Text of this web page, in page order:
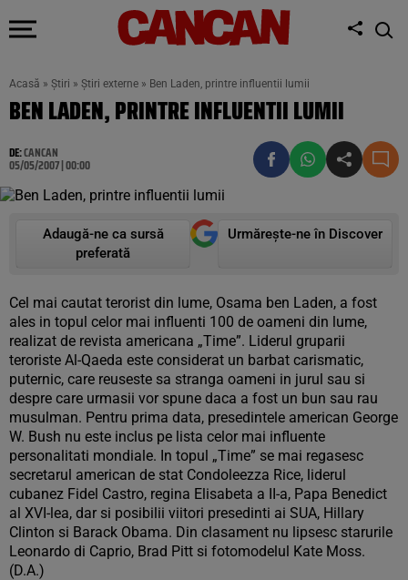
Acasă » Știri » Știri externe » Ben Laden, printre influentii lumii
BEN LADEN, PRINTRE INFLUENTII LUMII
DE:CANCAN
05/05/2007 | 00:00
Adaugă-ne ca sursă
preferată
Urmărește-ne în Discover
Cel mai cautat terorist din lume, Osama ben Laden, a fost
ales in topul celor mai influenti 100 de oameni din lume,
realizat de revista americana „Time”. Liderul gruparii
teroriste Al-Qaeda este considerat un barbat carismatic,
puternic, care reuseste sa stranga oameni in jurul sau si
despre care urmasii vor spune daca a fost un bun sau rau
musulman. Pentru prima data, presedintele american George
W. Bush nu este inclus pe lista celor mai influente
personalitati mondiale. In topul „Time” se mai regasesc
secretarul american de stat Condoleezza Rice, liderul
cubanez Fidel Castro, regina Elisabeta a II-a, Papa Benedict
al XVI-lea, dar si posibilii viitori presedinti ai SUA, Hillary
Clinton si Barack Obama. Din clasament nu lipsesc starurile
Leonardo di Caprio, Brad Pitt si fotomodelul Kate Moss.
(D.A.)